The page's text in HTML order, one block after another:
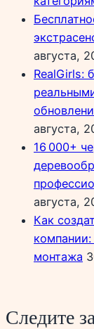
августа,
RealGirls:
августа,
16 000+
августа,
Как
монтажа
Следите